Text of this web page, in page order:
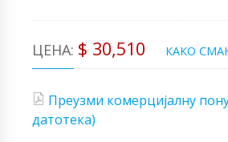
ЦЕНА: $ 30,510 КАКО
Преузми комерцијалну
датотека)